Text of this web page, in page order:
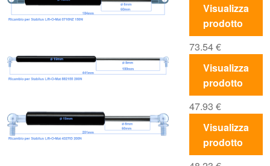
Visualizza
prodotto
73.54€
Visualizza
prodotto
47.93 €
Visualizza
prodotto